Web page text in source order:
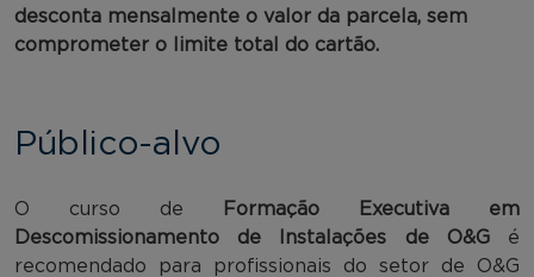
desconta mensalmente o valor da parcela, sem
comprometer o limite total do cartão.
Público-alvo
O curso de
Formação Executiva em
Descomissionamento de Instalações de O&Gé
recomendado para profissionais do setor de O&G